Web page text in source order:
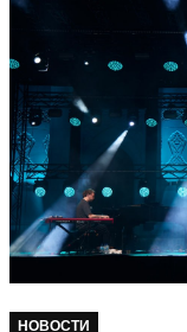
НОВОСТИ